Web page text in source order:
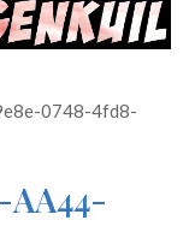
0748-4fd8-
AA44-